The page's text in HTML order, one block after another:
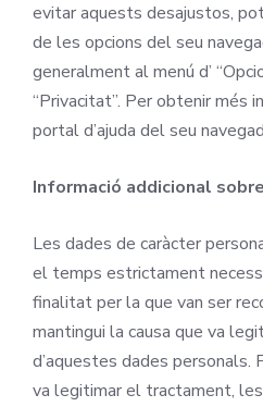
evitar aquests desajustos,
de les opcions del seu
generalment al menú d’
“Privacitat”. Per obtenir més
portal d’ajuda del seu
Informació addicional
Les dades de caràcter
el temps estrictament
finalitat per la que van ser
mantingui la causa que va
d’aquestes dades personals.
va legitimar el tractament,